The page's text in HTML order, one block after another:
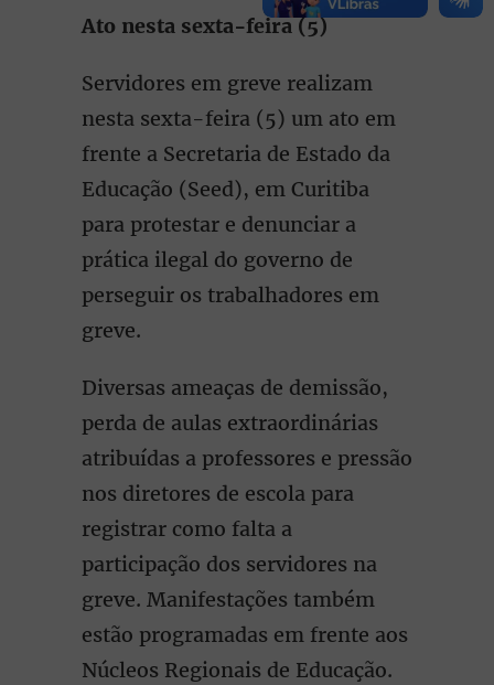
Ato nesta sexta-feira (5)
Servidores em greve realizam
nesta sexta-feira (5) um ato em
frente a Secretaria de Estado da
Educação (Seed), em Curitiba
para protestar e denunciar a
prática ilegal do governo de
perseguir os trabalhadores em
greve.
Diversas ameaças de demissão,
perda de aulas extraordinárias
atribuídas a professores e pressão
nos diretores de escola para
registrar como falta a
participação dos servidores na
greve. Manifestações também
estão programadas em frente aos
Núcleos Regionais de Educação.